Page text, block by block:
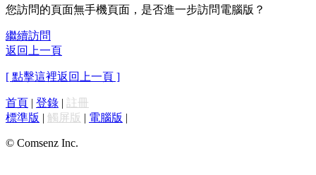
您訪問的頁面無手機頁面，是否進一步訪問電腦版？
繼續訪問
返回上一頁
[ 點擊這裡返回上一頁 ]
首頁 | 登錄 | 註冊
標準版 | 觸屏版 | 電腦版 |
© Comsenz Inc.